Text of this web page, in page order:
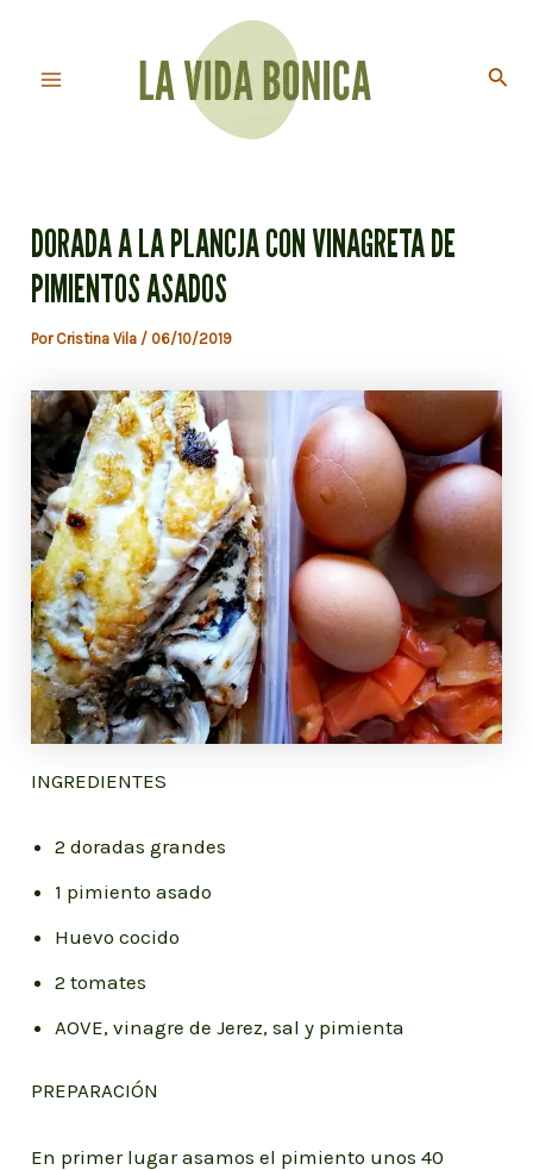
contenido
DORADA A LA PLANCJA CON VINAGRETA DE
PIMIENTOS ASADOS
Por Cristina Vila / 06/10/2019
INGREDIENTES
2 doradas grandes
1 pimiento asado
Huevo cocido
2 tomates
AOVE, vinagre de Jerez, sal y pimienta
PREPARACIÓN
En primer lugar asamos el pimiento unos 40